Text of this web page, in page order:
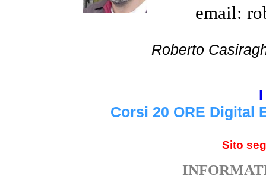
email:
Roberto
Corsi 20 ORE Digital
Sito